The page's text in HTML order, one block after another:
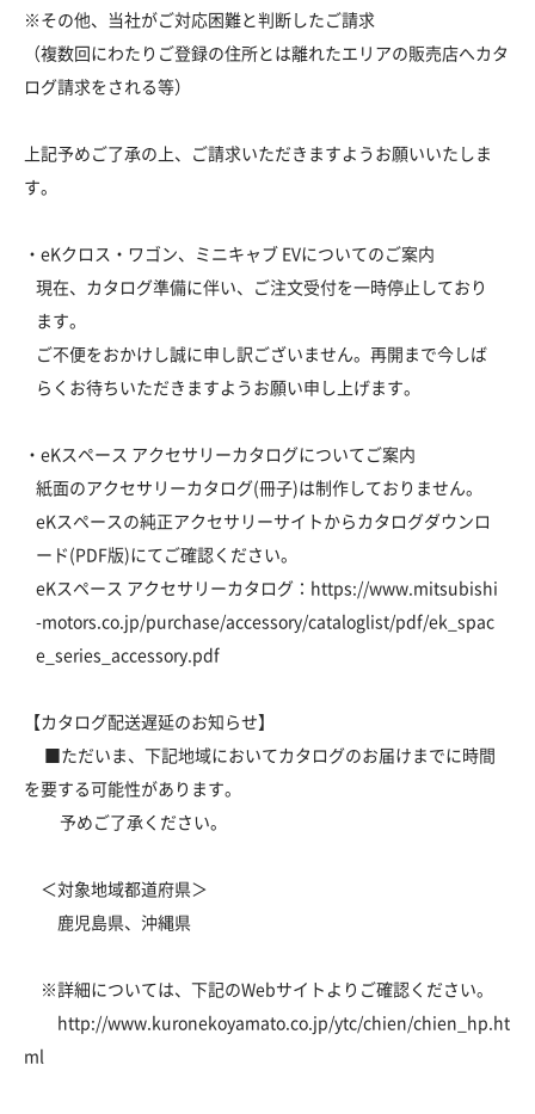
※その他、当社がご対応困難と判断したご請求
（複数回にわたりご登録の住所とは離れたエリアの販売店へカタ
ログ請求をされる等）
上記予めご了承の上、ご請求いただきますようお願いいたしま
す。
・eKクロス・ワゴン、ミニキャブ EVについてのご案内
現在、カタログ準備に伴い、ご注文受付を一時停止しており
ます。
ご不便をおかけし誠に申し訳ございません。再開まで今しば
らくお待ちいただきますようお願い申し上げます。
・eKスペース アクセサリーカタログについてご案内
紙面のアクセサリーカタログ(冊子)は制作しておりません。
eKスペースの純正アクセサリーサイトからカタログダウンロ
ード(PDF版)にてご確認ください。
eKスペース アクセサリーカタログ： https://www.mitsubishi
-motors.co.jp/purchase/accessory/cataloglist/pdf/ek_spac
e_series_accessory.pdf
【カタログ配送遅延のお知らせ】
■ただいま、下記地域においてカタログのお届けまでに時間
を要する可能性があります。
予めご了承ください。
＜対象地域都道府県＞
鹿児島県、沖縄県
※詳細については、下記のWebサイトよりご確認ください。
http://www.kuronekoyamato.co.jp/ytc/chien/chien_hp.ht
ml